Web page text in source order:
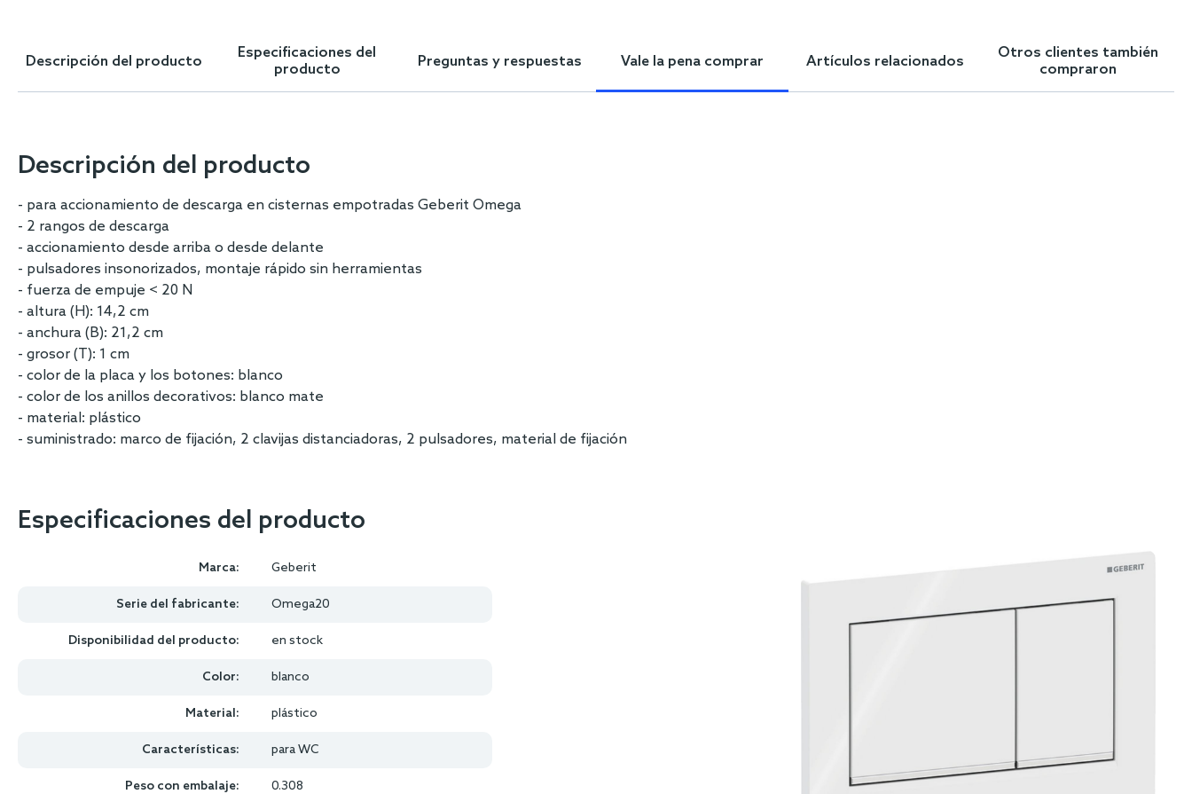
beginning
Descripción del producto
Especificaciones del
producto
Preguntas y respuestas Vale la pena comprar Artículos relacionados
Otros clientes también
compraron
Descripción del producto
- para accionamiento de descarga en cisternas empotradas Geberit Omega
- 2 rangos de descarga
- accionamiento desde arriba o desde delante
- pulsadores insonorizados, montaje rápido sin herramientas
- fuerza de empuje < 20 N
- altura (H): 14,2 cm
- anchura (B): 21,2 cm
- grosor (T): 1 cm
- color de la placa y los botones: blanco
- color de los anillos decorativos: blanco mate
- material: plástico
- suministrado: marco de fijación, 2 clavijas distanciadoras, 2 pulsadores, material de fijación
Especificaciones del producto
Marca: Geberit
Serie del fabricante: Omega20
Disponibilidad del producto: en stock
Color: blanco
Material: plástico
Características: para WC
Peso con embalaje: 0.308